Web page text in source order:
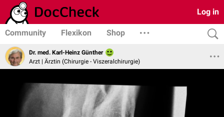
Log in
Community Flexikon Shop
Dr. med. Karl-Heinz Günther
Arzt | Ärztin (Chirurgie - Viszeralchirurgie)